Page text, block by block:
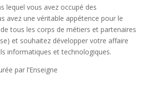
lequel vous avez occupé des
avez une véritable appétence pour le
tous les corps de métiers et partenaires
et souhaitez développer votre affaire
informatiques et technologiques.
par l’Enseigne